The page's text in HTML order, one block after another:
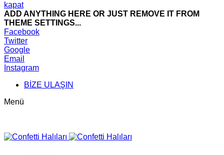
kapat
ADD ANYTHING HERE OR JUST REMOVE IT FROM
THEME SETTINGS...
Facebook
Twitter
Google
Email
Instagram
BİZE ULAŞIN
Menü